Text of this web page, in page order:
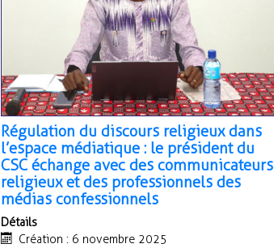
Régulation du discours religieux dans
l’espace médiatique : le président du
CSC échange avec des communicateurs
religieux et des professionnels des
médias confessionnels
Détails
Création : 6 novembre 2025